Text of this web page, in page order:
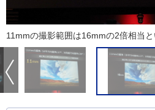
11mmの撮影範囲は16mmの2倍相当と